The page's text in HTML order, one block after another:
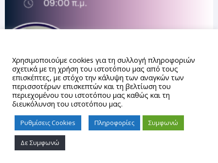
Proudly powered by WordPress
Χρησιμοποιούμε cookies για τη συλλογή πληροφοριών
σχετικά με τη χρήση του ιστοτόπου μας από τους
επισκέπτες, με στόχο την κάλυψη των αναγκών των
περισσοτέρων επισκεπτών και τη βελτίωση του
περιεχομένου του ιστοτόπου μας καθώς και τη
διευκόλυνση του ιστοτόπου μας.
Ρυθμίσεις Cookies Πληροφορίες Συμφωνώ
Δε Συμφωνώ